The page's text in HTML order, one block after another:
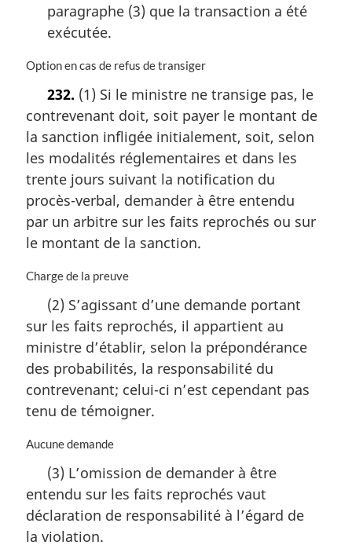
paragraphe (3) que la transaction a été
exécutée.
N
e
m
r
g
i
n
a
l
:
Option en cas de refus de transiger
232. (1) Si le ministre ne transige pas, le
contrevenant doit, soit payer le montant de
la sanction infligée initialement, soit, selon
les modalités réglementaires et dans les
trente jours suivant la notification du
procès-verbal, demander à être entendu
par un arbitre sur les faits reprochés ou sur
le montant de la sanction.
N
e
m
r
g
i
a
:
Charge de la preuve
(2) S’agissant d’une demande portant
sur les faits reprochés, il appartient au
ministre d’établir, selon la prépondérance
des probabilités, la responsabilité du
contrevenant; celui-ci n’est cependant pas
tenu de témoigner.
N
e
m
r
Aucune demande
(3) L’omission de demander à être
entendu sur les faits reprochés vaut
déclaration de responsabilité à l’égard de
la violation.